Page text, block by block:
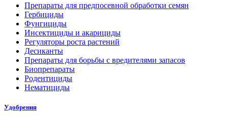
Препараты для предпосевной обработки семян
Гербициды
Фунгициды
Инсектициды и акарициды
Регуляторы роста растений
Десиканты
Препараты для борьбы с вредителями запасов
Биопрепараты
Родентициды
Нематициды
Удобрения